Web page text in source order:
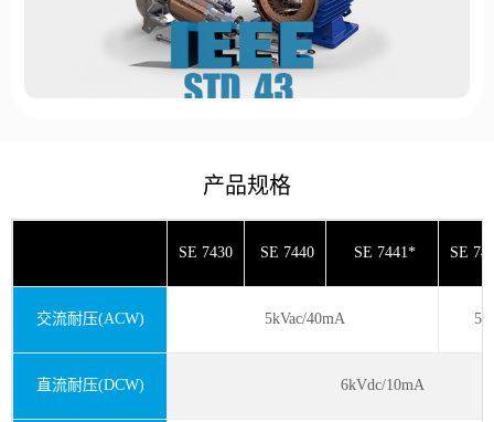
产品规格
SE 7430 SE 7440 SE 7441* SE
交流耐压(ACW) 5kVac/40mA
直流耐压(DCW) 6kVdc/10mA